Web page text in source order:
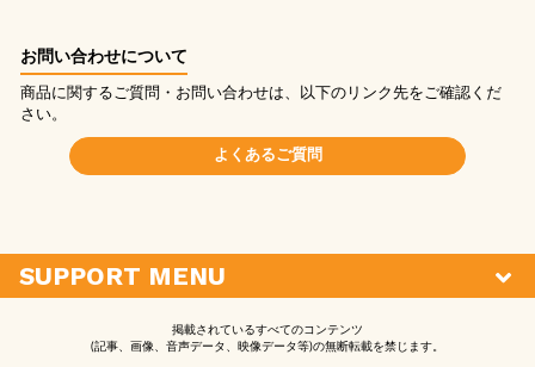
お問い合わせについて
商品に関するご質問・お問い合わせは、以下のリンク先をご確認くだ
さい。
よくあるご質問
SUPPORT MENU
掲載されているすべてのコンテンツ
(記事、画像、音声データ、映像データ等)の無断転載を禁じます。